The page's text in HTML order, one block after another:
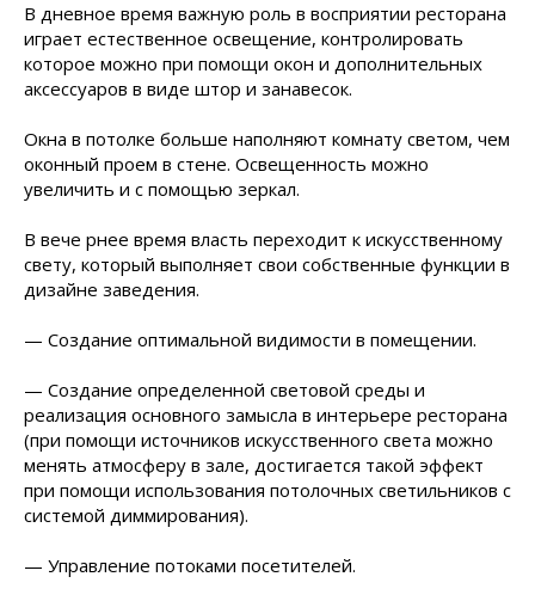
В дневное время важную роль в восприятии ресторана
играет естественное освещение, контролировать
которое можно при помощи окон и дополнительных
аксессуаров в виде штор и занавесок.
Окна в потолке больше наполняют комнату светом, чем
оконный проем в стене. Освещенность можно
увеличить и с помощью зеркал.
В вече рнее время власть переходит к искусственному
свету, который выполняет свои собственные функции в
дизайне заведения.
— Создание оптимальной видимости в помещении.
— Создание определенной световой среды и
реализация основного замысла в интерьере ресторана
(при помощи источников искусственного света можно
менять атмосферу в зале, достигается такой эффект
при помощи использования потолочных светильников с
системой диммирования).
— Управление потоками посетителей.